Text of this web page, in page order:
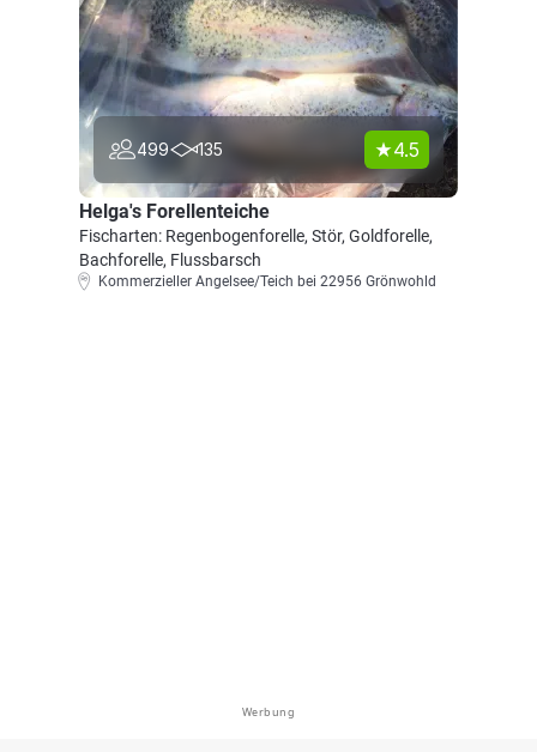
499 135 4.5
Helga's Forellenteiche
Fischarten: Regenbogenforelle, Stör, Goldforelle,
Bachforelle, Flussbarsch
Kommerzieller Angelsee/Teich bei 22956 Grönwohld
Werbung